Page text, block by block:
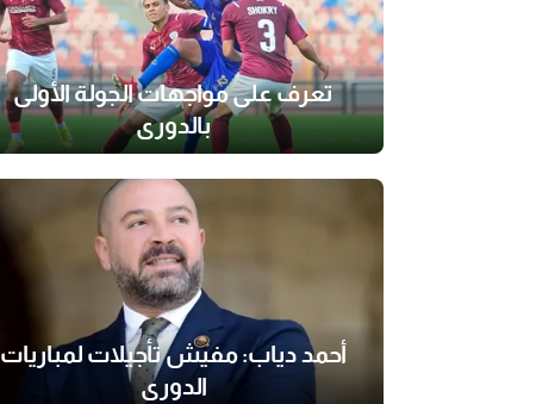
تعرف على مواجهات الجولة الأولى
بالدوري
أحمد دياب: مفيش تأجيلات لمباريات
الدوري